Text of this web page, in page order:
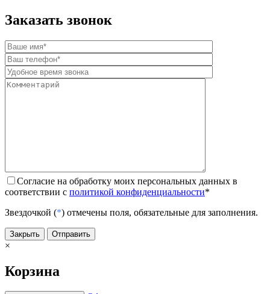
Заказать звонок
Согласие на обработку моих персональных данных в
соответствии с политикой конфиденциальности*
Звездочкой (*) отмечены поля, обязательные для заполнения.
Закрыть Отправить
×
Корзина